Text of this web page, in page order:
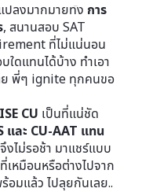
ปลงมากมายทั้ง การ
, สนานสอบ SAT
ที่ไม่แน่นอน
ใดแทนได้บ้าง ทำเอา
ย พี่ๆ ignite ทุกคนขอ
CU เป็นที่แน่ชัด
และ CU-AAT แทน
ไม่รอช้า มาแชร์แบบ
เหมือนหรือต่างไปจาก
อมแล้ว ไปลุยกันเลย..